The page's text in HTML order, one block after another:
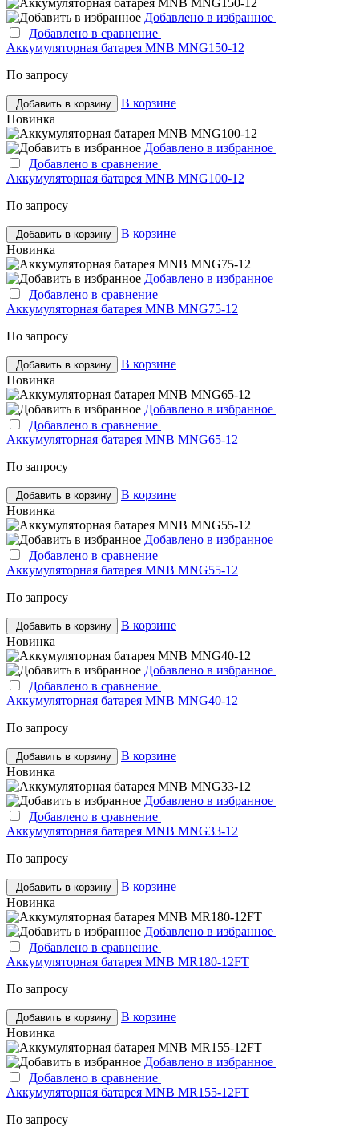
Добавлено в избранное
Добавлено в сравнение
Аккумуляторная батарея MNB MNG150-12
По запросу
Добавить в корзину
В корзине
Новинка
Добавлено в избранное
Добавлено в сравнение
Аккумуляторная батарея MNB MNG100-12
По запросу
Добавить в корзину
В корзине
Новинка
Добавлено в избранное
Добавлено в сравнение
Аккумуляторная батарея MNB MNG75-12
По запросу
Добавить в корзину
В корзине
Новинка
Добавлено в избранное
Добавлено в сравнение
Аккумуляторная батарея MNB MNG65-12
По запросу
Добавить в корзину
В корзине
Новинка
Добавлено в избранное
Добавлено в сравнение
Аккумуляторная батарея MNB MNG55-12
По запросу
Добавить в корзину
В корзине
Новинка
Добавлено в избранное
Добавлено в сравнение
Аккумуляторная батарея MNB MNG40-12
По запросу
Добавить в корзину
В корзине
Новинка
Добавлено в избранное
Добавлено в сравнение
Аккумуляторная батарея MNB MNG33-12
По запросу
Добавить в корзину
В корзине
Новинка
Добавлено в избранное
Добавлено в сравнение
Аккумуляторная батарея MNB MR180-12FT
По запросу
Добавить в корзину
В корзине
Новинка
Добавлено в избранное
Добавлено в сравнение
Аккумуляторная батарея MNB MR155-12FT
По запросу